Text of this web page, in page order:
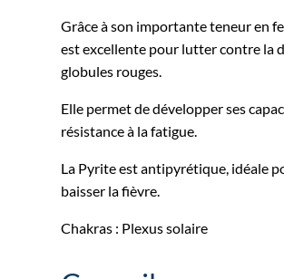
Grâce à son importante teneur en
est excellente pour lutter contre la
globules rouges.
Elle permet de développer ses
résistance à la fatigue.
La Pyrite est antipyrétique, idéale
baisser la fièvre.
Chakras : Plexus solaire